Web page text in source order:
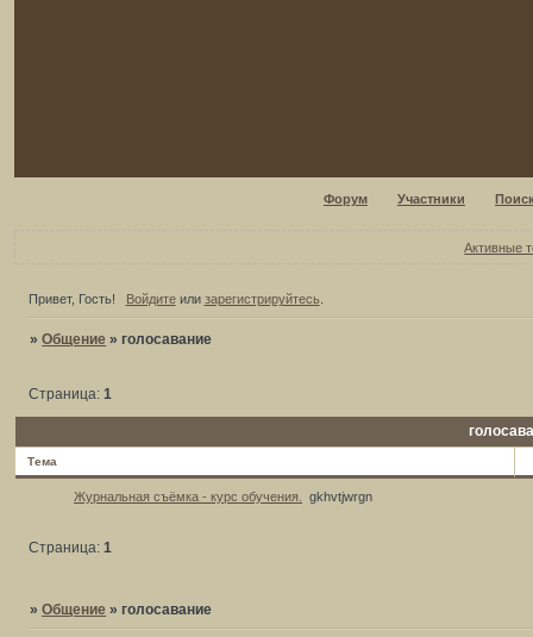
Форум Участники
Активные
Привет, Гость! Войдитеили зарегистрируйтесь.
»Общение » голосавание
Страница:1
Тема
Журнальная съёмка - курс обучения. gkhvtjwrgn
Страница: 1
»Общение » голосавание